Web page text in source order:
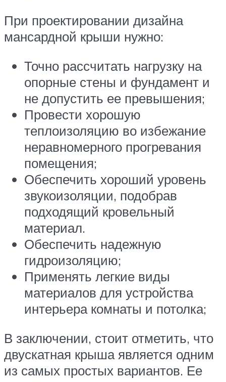
При проектировании дизайна
мансардной крыши нужно:
Точно рассчитать нагрузку на
опорные стены и фундамент и
не допустить ее превышения;
Провести хорошую
теплоизоляцию во избежание
неравномерного прогревания
помещения;
Обеспечить хороший уровень
звукоизоляции, подобрав
подходящий кровельный
материал.
Обеспечить надежную
гидроизоляцию;
Применять легкие виды
материалов для устройства
интерьера комнаты и потолка;
В заключении, стоит отметить, что
двускатная крыша является одним
из самых простых вариантов. Ее